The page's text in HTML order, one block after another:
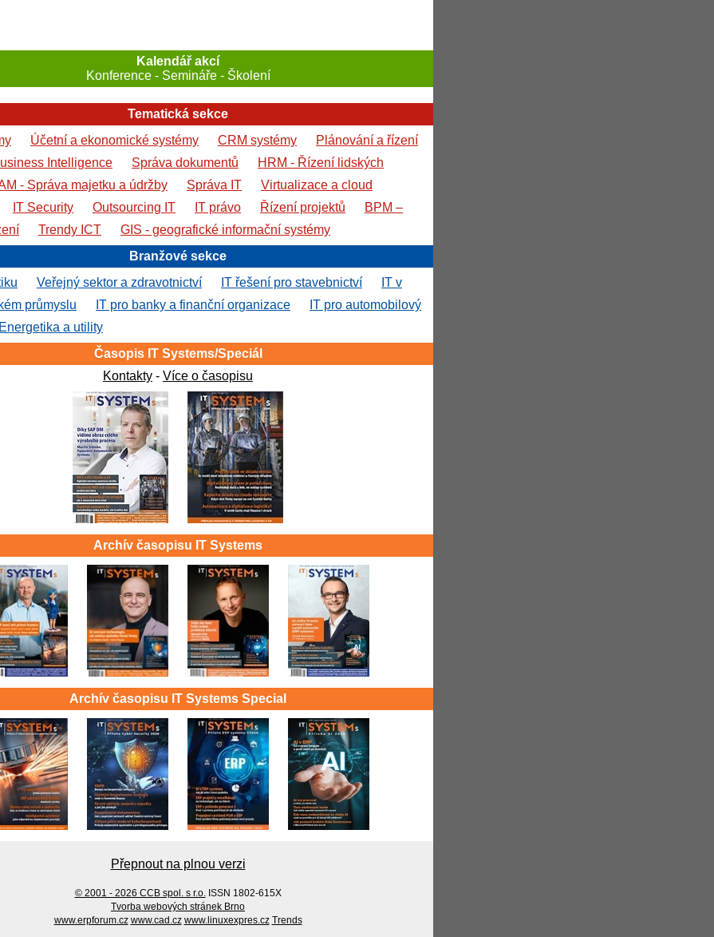
Kalendář akcí
Konference - Semináře - Školení
Tematická sekce
Účetní a ekonomické systémy CRM systémy
Plánování a řízení
Intelligence Správa dokumentů
HRM - Řízení lidských
- Správa majetku a údržby Správa IT
Virtualizace a cloud
IT Security Outsourcing IT IT právo Řízení projektů
BPM –
Trendy ICT
GIS - geografické informační systémy
Branžové sekce
Veřejný sektor a zdravotnictví IT řešení pro stavebnictví
IT v
průmyslu
IT pro banky a finanční organizace
IT pro automobilový
Energetika a utility
Časopis IT Systems/Speciál
Kontakty - Více o časopisu
Archív časopisu IT Systems
Archív časopisu IT Systems Special
Přepnout na plnou verzi
© 2001 - 2026 CCB spol. s r.o. ISSN 1802-615X
Tvorba webových stránek Brno
www.erpforum.cz www.cad.cz www.linuxexpres.cz Trends